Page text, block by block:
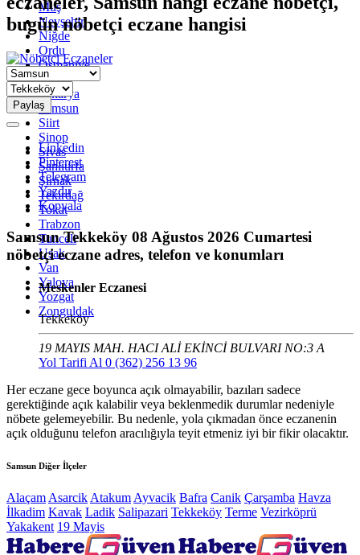
Muş
Nevşehir
Niğde
Ordu
Osmaniye
Rize
Sakarya
Samsun
Siirt
Sinop
Sivas
Şanlıurfa
Şırnak
Tekirdağ
Tokat
Trabzon
Tunceli
Uşak
Van
Yalova
Yozgat
Zonguldak
bugün nöbetçi eczane hangisi
Paylaş
Linkedin
Pinterest
Telegram
Yazdır
Kopyala
Samsun Tekkeköy 08 Ağustos 2026 Cumartesi
nöbetçi eczane adres, telefon ve konumları
Meskenler Eczanesi
Tekkeköy
19 MAYIS MAH. HACI ALİ EKİNCİ BULVARI NO:3 A
Yol Tarifi Al 0 (362) 256 13 96
Her eczane gece boyunca açık olmayabilir, bazıları sadece
gerektiğinde açık kalabilir veya beklenmedik durumlar nedeniyle
nöbete gelemeyebilir. Bu nedenle, yola çıkmadan önce eczanenin
açık olduğunu telefon aracılığıyla teyit etmeniz iyi bir fikir olacaktır.
Samsun Diğer İlçeler
Alaçam Asarcik Atakum Ayvacik Bafra Canik Çarşamba Havza
İlkadim Kavak Ladik Salipazari Tekkeköy Terme Vezirköprü
Yakakent 19 Mayis